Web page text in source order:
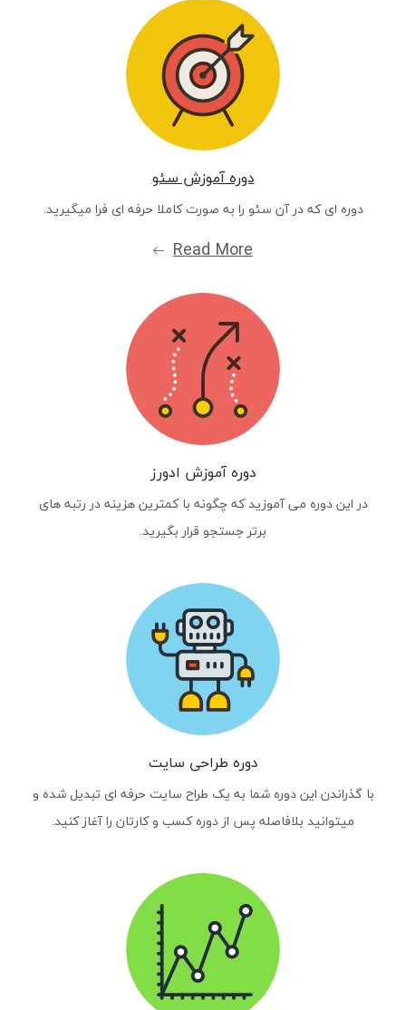
دوره آموزش سئو
دوره ای که در آن سئو را به صورت کاملا حرفه ای فرا میگیرید.
Read More
دوره آموزش ادورز
در این دوره می آموزید که چگونه با کمترین هزینه در رتبه های
برتر جستجو قرار بگیرید.
دوره طراحی سایت
با گذراندن این دوره شما به یک طراح سایت حرفه ای تبدیل شده و
میتوانید بلافاصله پس از دوره کسب و کارتان را آغاز کنید.